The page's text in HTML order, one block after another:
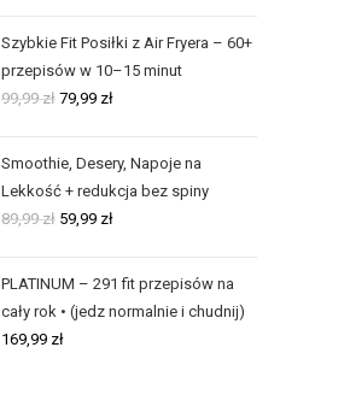
Szybkie Fit Posiłki z Air Fryera – 60+
przepisów w 10–15 minut
99,99zł 79,99 zł
Smoothie, Desery, Napoje na
Lekkość + redukcja bez spiny
89,99zł 59,99 zł
PLATINUM – 291 fit przepisów na
cały rok • (jedz normalnie i chudnij)
169,99 zł